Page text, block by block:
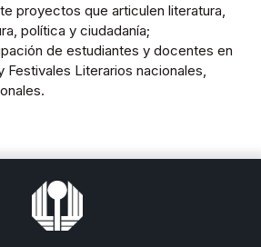
proyectos que articulen literatura,
política y ciudadanía;
de estudiantes y docentes en
Literarios nacionales,